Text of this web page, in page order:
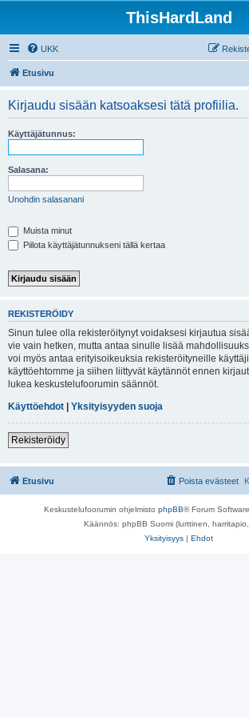
ThisHardLand
UKK
Etusivu
Kirjaudu sisään katsoaksesi tätä profiilia.
Käyttäjätunnus:
Salasana:
Unohdin salasanani
Muista minut
Piilota käyttäjätunnukseni tällä kertaa
REKISTERÖIDY
Sinun tulee olla rekisteröitynyt voidaksesi kirjautua
vie vain hetken, mutta antaa sinulle lisää
voi myös antaa erityisoikeuksia rekisteröityneille
käyttöehtomme ja siihen liittyvät käytännöt ennen
lukea keskustelufoorumin säännöt.
Käyttöehdot | Yksityisyyden suoja
Rekisteröidy
Etusivu Poista evästeet
Keskustelufoorumin ohjelmisto phpBB® Forum
Käännös: phpBB Suomi (lurttinen,
Yksityisyys | Ehdot